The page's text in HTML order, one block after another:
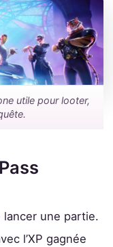
utile pour looter,
une partie.
l’XP gagnée